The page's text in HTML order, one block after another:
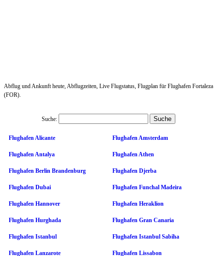
Abflug und Ankunft heute, Abflugzeiten, Live Flugstatus, Flugplan für Flughafen Fortaleza
(FOR).
Suche:
Flughafen Alicante Flughafen Amsterdam
Flughafen Antalya Flughafen Athen
Flughafen Berlin Brandenburg Flughafen Djerba
Flughafen Dubai Flughafen Funchal Madeira
Flughafen Hannover Flughafen Heraklion
Flughafen Hurghada Flughafen Gran Canaria
Flughafen Istanbul Flughafen Istanbul Sabiha
Flughafen Lanzarote Flughafen Lissabon